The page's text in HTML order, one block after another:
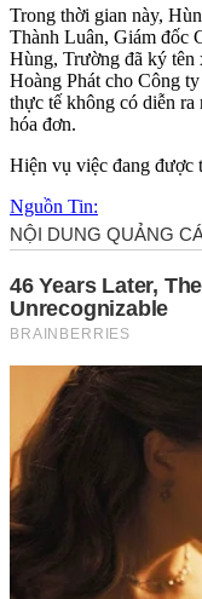
Trong thời gian này,
Thành Luân, Giám đốc
Hùng, Trường đã ký tên
Hoàng Phát cho Công
thực tế không có diễn ra
hóa đơn.
Hiện vụ việc đang được
Nguồn Tin: